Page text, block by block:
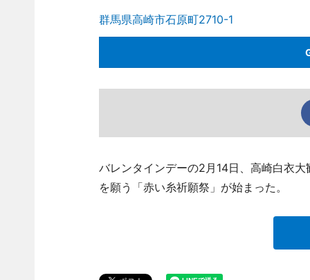
群馬県高崎市石原町2710-1
バレンタインデーの2月14日、高崎白衣
を願う「赤い糸祈願祭」が始まった。